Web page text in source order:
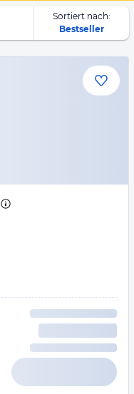
Sortiert nach:
Bestseller